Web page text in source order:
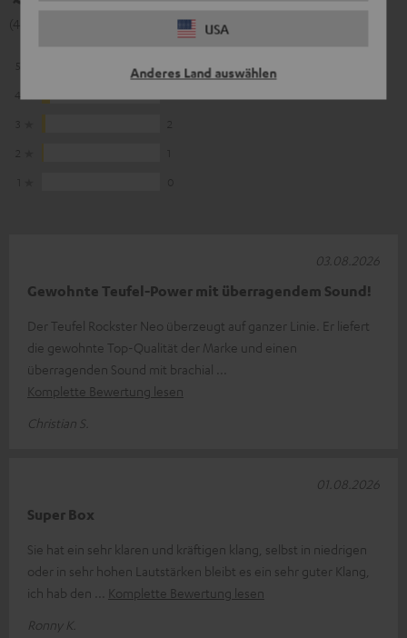
USA
Anderes Land auswählen
(4.83 von 5 bei 71 Bewertungen)
Gewohnte Teufel-Power mit überragendem Sound!
Der Teufel Rockster Neo überzeugt auf ganzer Linie. Er liefert
die gewohnte Top-Qualität der Marke und einen
überragenden Sound mit brachial
Komplette Bewertung lesen
Christian S.
03.08.2026
Super Box
Sie hat ein sehr klaren und kräftigen klang, selbst in niedrigen
oder in sehr hohen Lautstärken bleibt es ein sehr guter Klang,
ich hab den
Komplette Bewertung lesen
Ronny K.
01.08.2026